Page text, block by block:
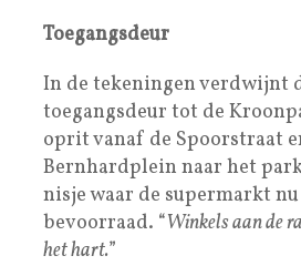
Toegangsdeur
In de tekeningen verdwijnt
toegangsdeur tot de
oprit vanaf de Spoorstraat
Bernhardplein naar het
nisje waar de supermarkt
bevoorraad. “Winkels aan de
het hart.”